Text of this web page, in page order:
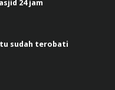
24 jam
sudah terobati